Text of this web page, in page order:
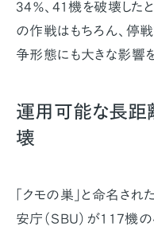
34％、41機を破壊した
の作戦はもちろん、停
争形態にも大きな影響を
運用可能な長距
壊
「クモの巣」と命名さ
安庁（SBU）が117機の